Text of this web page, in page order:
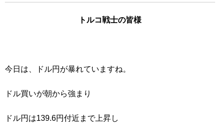
トルコ戦士の皆様
今日は、ドル円が暴れていますね。
ドル買いが朝から強まり
ドル円は139.6円付近まで上昇し